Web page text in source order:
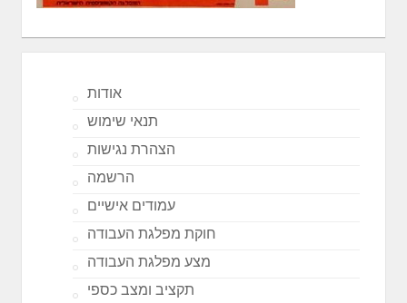
אודות
תנאי שימוש
הצהרת נגישות
הרשמה
עמודים אישיים
חוקת מפלגת העבודה
מצע מפלגת העבודה
תקציב ומצב כספי